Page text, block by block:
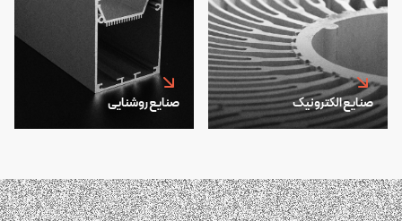
صنایع الکترونیک صنایع روشنایی